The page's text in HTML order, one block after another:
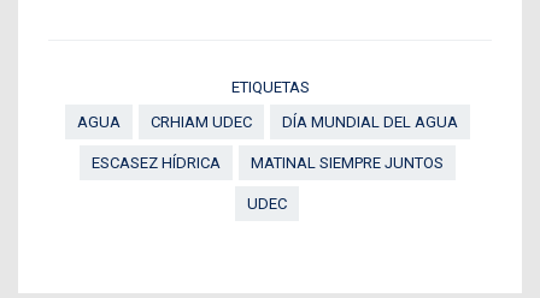
ETIQUETAS
AGUA
CRHIAM UDEC DÍA MUNDIAL DEL AGUA
ESCASEZ HÍDRICA MATINAL SIEMPRE JUNTOS
UDEC